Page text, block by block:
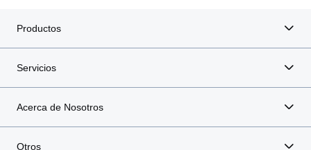
Productos
Servicios
Acerca de Nosotros
Otros